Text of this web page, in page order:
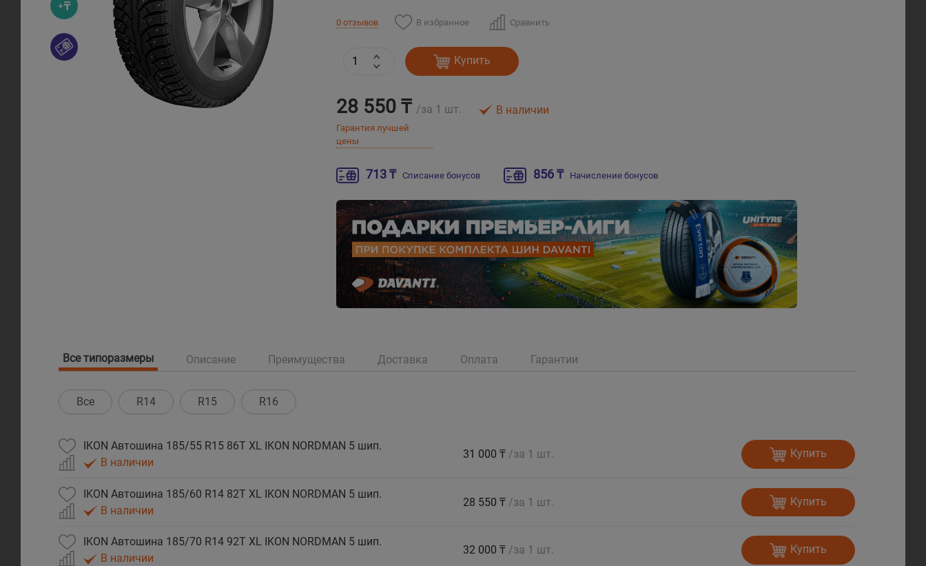
0 отзывов В избранное Сравнить
Купить
28 550 ₸ /за 1 шт.
Гарантия лучшей
цены
В наличии
713 ₸ Списание бонусов 856 ₸ Начисление бонусов
Все типоразмеры Описание Преимущества Доставка Оплата Гарантии
Все R14 R15 R16
IKON Автошина 185/55 R15 86T XL IKON NORDMAN 5 шип.
В наличии
31 000 ₸ /за 1 шт. Купить
IKON Автошина 185/60 R14 82T XL IKON NORDMAN 5 шип.
В наличии
28 550 ₸ /за 1 шт. Купить
IKON Автошина 185/70 R14 92T XL IKON NORDMAN 5 шип.
В наличии
32 000 ₸ /за 1 шт. Купить